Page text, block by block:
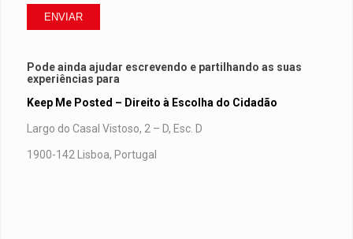
Pode ainda ajudar escrevendo e partilhando as suas
experiências para
Keep Me Posted – Direito à Escolha do Cidadão
Largo do Casal Vistoso, 2 – D, Esc. D
1900-142 Lisboa, Portugal